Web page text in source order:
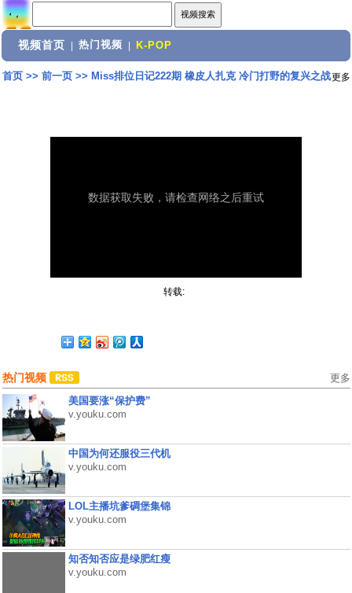
视频首页 热门视频 K-POP
首页>> 前一页>> Miss排位日记222期 橡皮人扎克 冷门打野的复兴之战更多
转载:
热门视频 更多
美国要涨“保护费”
v.youku.com
中国为何还服役三代机
v.youku.com
LOL主播坑爹碉堡集锦
v.youku.com
知否知否应是绿肥红瘦
v.youku.com